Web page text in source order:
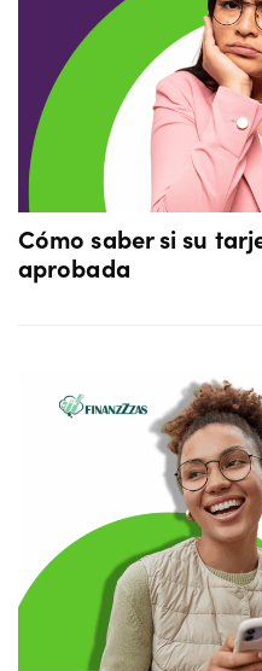
Cómo saber si su
aprobada